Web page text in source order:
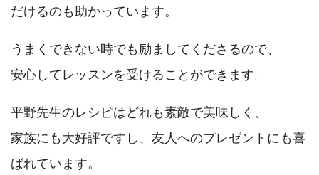
だけるのも助かっています。
うまくできない時でも励ましてくださるので、
安心してレッスンを受けることができます。
平野先生のレシピはどれも素敵で美味しく、
家族にも大好評ですし、友人へのプレゼントにも喜
ばれています。